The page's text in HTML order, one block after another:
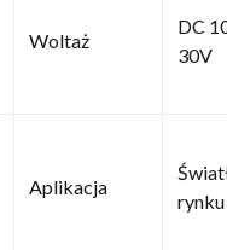
Woltaż
DC
30V
Aplikacja
rynku